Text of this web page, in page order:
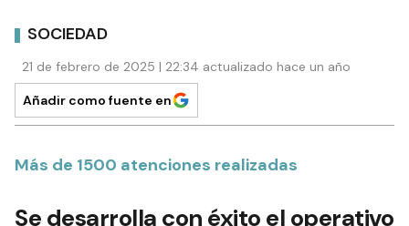
SOCIEDAD
21 de febrero de 2025 | 22:34 actualizado hace un año
Añadir como fuente en
Más de 1500 atenciones realizadas
Se desarrolla con éxito el operativo